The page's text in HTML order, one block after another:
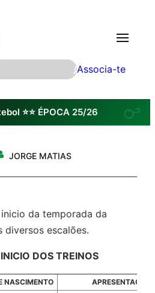
Associa-te
⭐⭐ ÉPOCA 25/26
JORGE MATIAS
da temporada da
diversos escalões.
DOS TREINOS
NASCIMENTO
APRESENTAÇÃO